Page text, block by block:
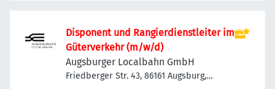
Dis­po­nent und Ran­gier­dienst­lei­ter im
Gü­ter­ver­kehr (m/w/d)
Augsburger Localbahn GmbH
Friedberger Str. 43, 86161 Augsburg,